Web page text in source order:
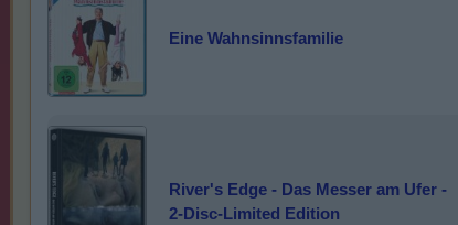
Eine Wahnsinnsfamilie
River's Edge - Das Messer am Ufer -
2-Disc-Limited Edition